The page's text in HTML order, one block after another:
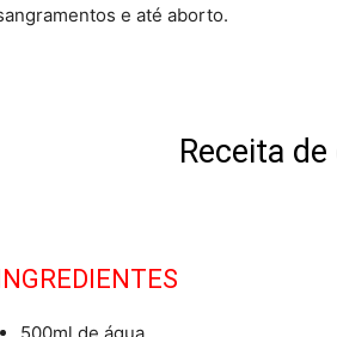
e até aborto.
Receita